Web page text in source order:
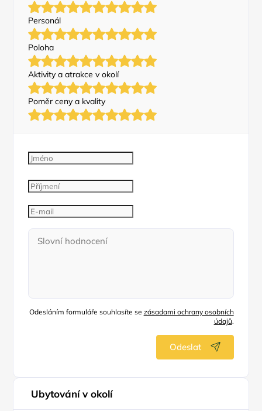
Personál
Poloha
Aktivity a atrakce v okolí
Poměr ceny a kvality
Odesláním formuláře souhlasíte se zásadami ochrany osobních
údajů.
Odeslat
Ubytování v okolí